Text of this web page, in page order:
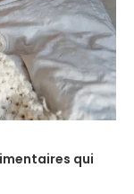
qui